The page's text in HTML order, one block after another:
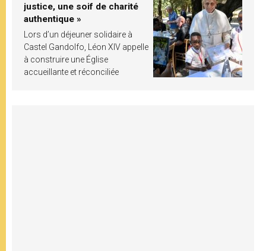
justice, une soif de charité
authentique »
Lors d’un déjeuner solidaire à
Castel Gandolfo, Léon XIV appelle
à construire une Église
accueillante et réconciliée